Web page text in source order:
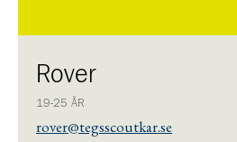
Rover
19-25 ÅR
rover@tegsscoutkar.se